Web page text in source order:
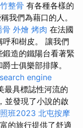
整骨 有各種各樣的
我們為藉口的人。
骨 外燴 烤肉 在法國
和樹皮。 讓我們
造的鐵陽台看著緊
士俱樂部排隊。
search engine
最具標誌性河流的
並發現了小說的啟
班2023 北屯按摩
的旅行提供了舒適